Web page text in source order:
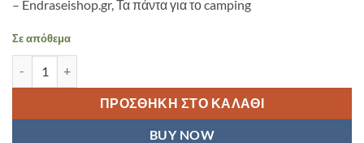
– Endraseishop.gr, Τα πάντα για το camping
Σε απόθεμα
ΠΡΟΣΘΉΚΗ ΣΤΟ ΚΑΛΆΘΙ
BUY NOW